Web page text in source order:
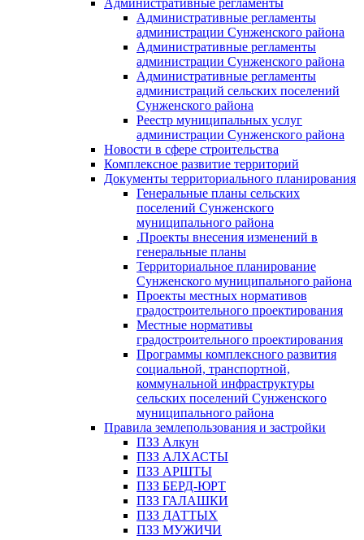
Административные регламенты
Административные регламенты
администрации Сунженского района
Административные регламенты
администрации Сунженского района
Административные регламенты
администраций сельских поселений
Сунженского района
Реестр муниципальных услуг
администрации Сунженского района
Новости в сфере строительства
Комплексное развитие территорий
Документы территориального планирования
Генеральные планы сельских
поселений Сунженского
муниципального района
.Проекты внесения изменений в
генеральные планы
Территориальное планирование
Сунженского муниципального района
Проекты местных нормативов
градостроительного проектирования
Местные нормативы
градостроительного проектирования
Программы комплексного развития
социальной, транспортной,
коммунальной инфраструктуры
сельских поселений Сунженского
муниципального района
Правила землепользования и застройки
ПЗЗ Алкун
ПЗЗ АЛХАСТЫ
ПЗЗ АРШТЫ
ПЗЗ БЕРД-ЮРТ
ПЗЗ ГАЛАШКИ
ПЗЗ ДАТТЫХ
ПЗЗ МУЖИЧИ